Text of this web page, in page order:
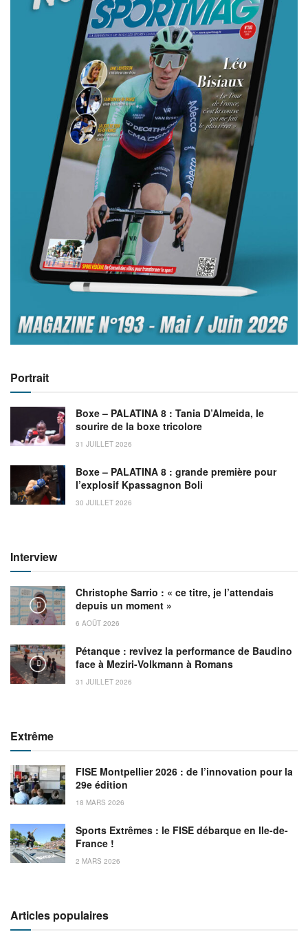
Portrait
Boxe – PALATINA 8 : Tania D’Almeida, le
sourire de la boxe tricolore
31 JUILLET 2026
Boxe – PALATINA 8 : grande première pour
l’explosif Kpassagnon Boli
30 JUILLET 2026
Interview
Christophe Sarrio : « ce titre, je l’attendais
depuis un moment »
6 AOÛT 2026
Pétanque : revivez la performance de Baudino
face à Meziri-Volkmann à Romans
31 JUILLET 2026
Extrême
FISE Montpellier 2026 : de l’innovation pour la
29e édition
18 MARS 2026
Sports Extrêmes : le FISE débarque en Ile-de-
France !
2 MARS 2026
Articles populaires